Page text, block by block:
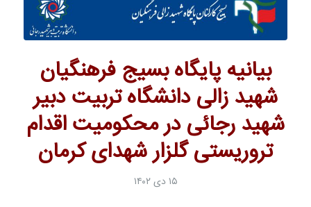
بیانیه پایگاه بسیج فرهنگیان
شهيد زالی دانشگاه تربیت دبیر
شهید رجائی در محکومیت اقدام
تروریستی گلزار شهدای کرمان
۱۵ دی ۱۴۰۲